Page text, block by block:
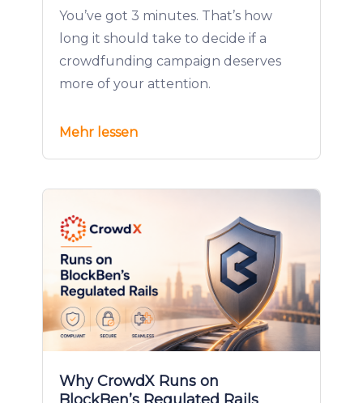
You’ve got 3 minutes. That’s how
long it should take to decide if a
crowdfunding campaign deserves
more of your attention.
Mehr lessen
Why CrowdX Runs on